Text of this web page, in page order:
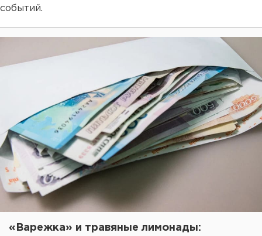
событий.
«Варежка» и травяные лимонады: